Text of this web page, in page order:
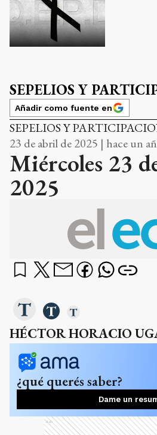
SEPELIOS Y
Añadir como fuente en
SEPELIOS Y
23 de abril de 2025 | hace un
Miércoles 23
2025
HÉCTOR HORACIO
¿qué querés saber?
Dame un
Ads